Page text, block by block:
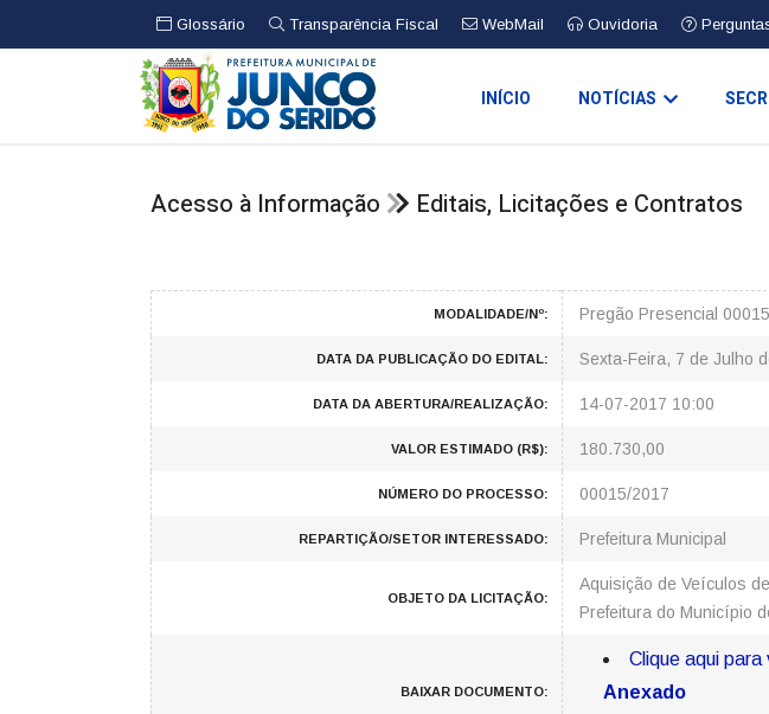
Glossário Transparência Fiscal WebMail Ouvidoria
INÍCIO NOTÍCIAS
Acesso à Informação Editais, Licitações e Contratos
MODALIDADE/Nº: Pregão Presencial
DATA DA PUBLICAÇÃO DO EDITAL: Sexta-Feira, 7 de Julho
DATA DA ABERTURA/REALIZAÇÃO: 14-07-2017 10:00
VALOR ESTIMADO (R$): 180.730,00
NÚMERO DO PROCESSO: 00015/2017
REPARTIÇÃO/SETOR INTERESSADO: Prefeitura Municipal
OBJETO DA LICITAÇÃO:
Aquisição de Veículos
Prefeitura do Município
BAIXAR DOCUMENTO:
Clique aqui para
Anexado